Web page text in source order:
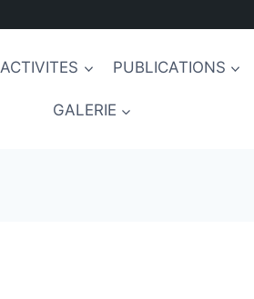
ACTIVITES PUBLICATIONS
GALERIE